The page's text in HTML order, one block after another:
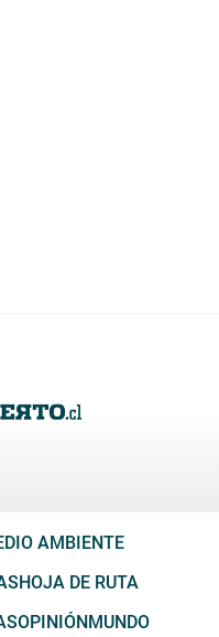
AMBIENTE
HOJA DE RUTA
OPINIÓNMUNDO